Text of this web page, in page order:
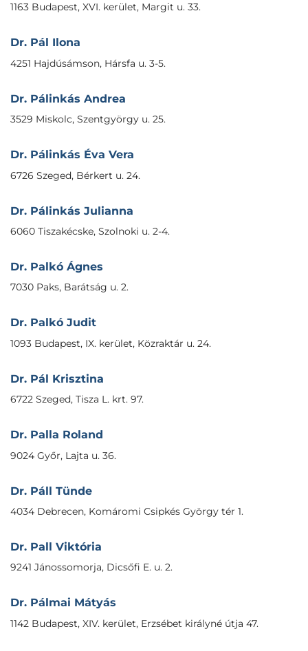
1163 Budapest, XVI. kerület, Margit u. 33.
Dr. Pál Ilona
4251 Hajdúsámson, Hársfa u. 3-5.
Dr. Pálinkás Andrea
3529 Miskolc, Szentgyörgy u. 25.
Dr. Pálinkás Éva Vera
6726 Szeged, Bérkert u. 24.
Dr. Pálinkás Julianna
6060 Tiszakécske, Szolnoki u. 2-4.
Dr. Palkó Ágnes
7030 Paks, Barátság u. 2.
Dr. Palkó Judit
1093 Budapest, IX. kerület, Közraktár u. 24.
Dr. Pál Krisztina
6722 Szeged, Tisza L. krt. 97.
Dr. Palla Roland
9024 Győr, Lajta u. 36.
Dr. Páll Tünde
4034 Debrecen, Komáromi Csipkés György tér 1.
Dr. Pall Viktória
9241 Jánossomorja, Dicsőfi E. u. 2.
Dr. Pálmai Mátyás
1142 Budapest, XIV. kerület, Erzsébet királyné útja 47.